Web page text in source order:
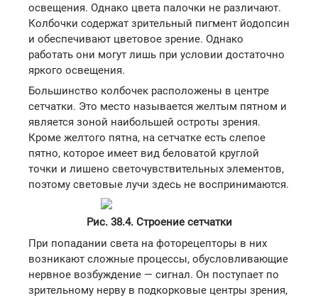
освещения. Однако цвета палочки не различают.
Колбочки содержат зрительный пигмент йодопсин
и обеспечивают цветовое зрение. Однако
работать они могут лишь при условии достаточно
яркого освещения.
Большинство колбочек расположены в центре
сетчатки. Это место называется желтым пятном и
является зоной наибольшей остроты зрения.
Кроме желтого пятна, на сетчатке есть слепое
пятно, которое имеет вид беловатой круглой
точки и лишено светочувствительных элементов,
поэтому световые лучи здесь не воспринимаются.
Рис. 38.4. Строение сетчатки
При попадании света на фоторецепторы в них
возникают сложные процессы, обусловливающие
нервное возбуждение — сигнал. Он поступает по
зрительному нерву в подкорковые центры зрения,